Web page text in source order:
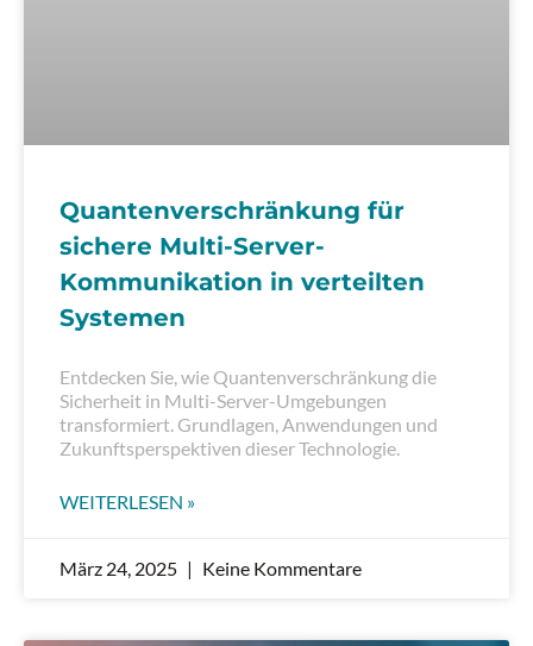
Quantenverschränkung für
sichere Multi-Server-
Kommunikation in verteilten
Systemen
Entdecken Sie, wie Quantenverschränkung die
Sicherheit in Multi-Server-Umgebungen
transformiert. Grundlagen, Anwendungen und
Zukunftsperspektiven dieser Technologie.
WEITERLESEN »
März 24, 2025 Keine Kommentare